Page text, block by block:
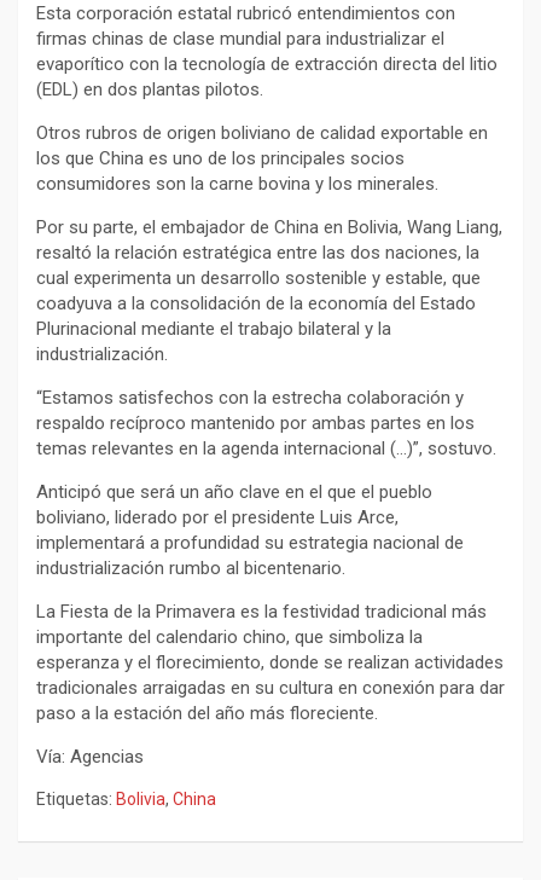
Esta corporación estatal rubricó entendimientos con
firmas chinas de clase mundial para industrializar el
evaporítico con la tecnología de extracción directa del litio
(EDL) en dos plantas pilotos.
Otros rubros de origen boliviano de calidad exportable en
los que China es uno de los principales socios
consumidores son la carne bovina y los minerales.
Por su parte, el embajador de China en Bolivia, Wang Liang,
resaltó la relación estratégica entre las dos naciones, la
cual experimenta un desarrollo sostenible y estable, que
coadyuva a la consolidación de la economía del Estado
Plurinacional mediante el trabajo bilateral y la
industrialización.
“Estamos satisfechos con la estrecha colaboración y
respaldo recíproco mantenido por ambas partes en los
temas relevantes en la agenda internacional (…)”, sostuvo.
Anticipó que será un año clave en el que el pueblo
boliviano, liderado por el presidente Luis Arce,
implementará a profundidad su estrategia nacional de
industrialización rumbo al bicentenario.
La Fiesta de la Primavera es la festividad tradicional más
importante del calendario chino, que simboliza la
esperanza y el florecimiento, donde se realizan actividades
tradicionales arraigadas en su cultura en conexión para dar
paso a la estación del año más floreciente.
Vía: Agencias
Etiquetas: Bolivia, China